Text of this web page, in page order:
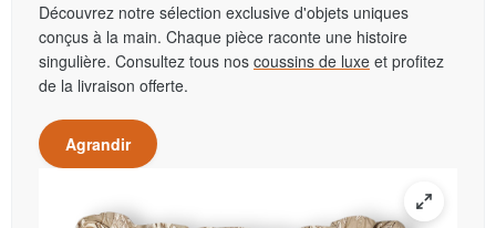
Découvrez notre sélection exclusive d'objets uniques
conçus à la main. Chaque pièce raconte une histoire
singulière. Consultez tous nos coussins de luxe et profitez
de la livraison offerte.
Agrandir